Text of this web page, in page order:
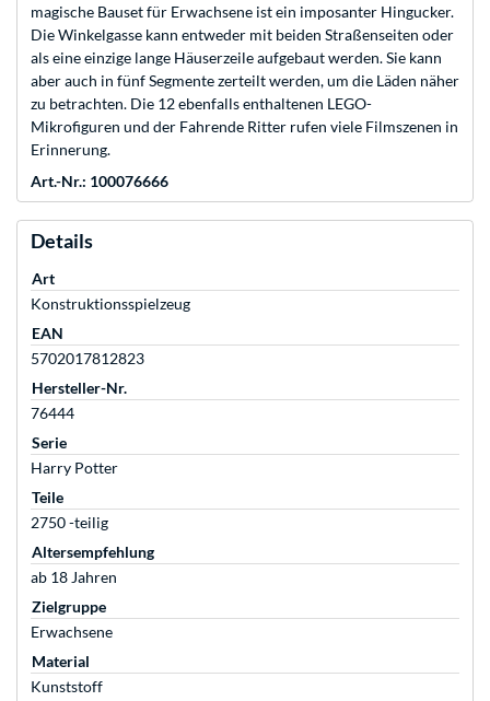
magische Bauset für Erwachsene ist ein imposanter Hingucker.
Die Winkelgasse kann entweder mit beiden Straßenseiten oder
als eine einzige lange Häuserzeile aufgebaut werden. Sie kann
aber auch in fünf Segmente zerteilt werden, um die Läden näher
zu betrachten. Die 12 ebenfalls enthaltenen LEGO-
Mikrofiguren und der Fahrende Ritter rufen viele Filmszenen in
Erinnerung.
Art.-Nr.: 100076666
Details
Art
Konstruktionsspielzeug
EAN
5702017812823
Hersteller-Nr.
76444
Serie
Harry Potter
Teile
2750 -teilig
Altersempfehlung
ab 18 Jahren
Zielgruppe
Erwachsene
Material
Kunststoff